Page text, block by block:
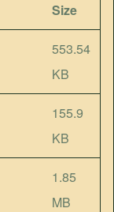
Size
553.54
KB
155.9
KB
1.85
MB